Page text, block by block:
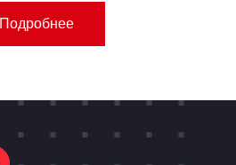
Подробнее